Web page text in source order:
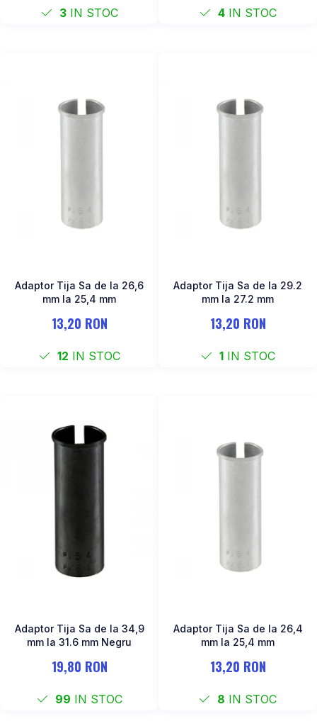
3IN STOC 4IN STOC
Adaptor Tija Sa de la 26,6
mm la 25,4 mm
13,20 RON
12 IN STOC
Adaptor Tija Sa de la 29.2
mm la 27.2 mm
13,20 RON
1IN STOC
Adaptor Tija Sa de la 34,9
mm la 31.6 mm Negru
19,80 RON
99 IN STOC
Adaptor Tija Sa de la 26,4
mm la 25,4 mm
13,20 RON
8 IN STOC